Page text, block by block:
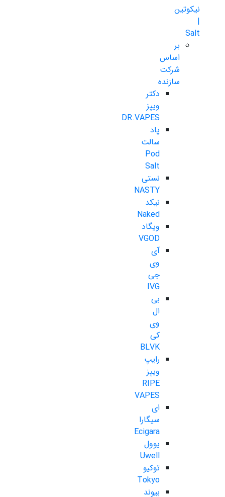
نیکوتین
|
Salt
بر
اساس
شرکت
سازنده
دکتر
ویپز
DR.VAPES
پاد
سالت
Pod
Salt
نستی
NASTY
نیکد
Naked
ویگاد
VGOD
آی
وی
جی
IVG
بی
ال
وی
کی
BLVK
رایپ
ویپز
RIPE
VAPES
ای
سیگارا
Ecigara
یوول
Uwell
توکیو
Tokyo
بیوند